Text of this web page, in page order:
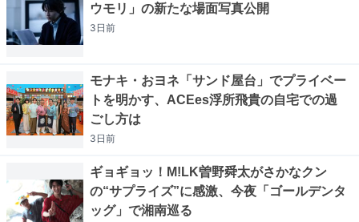
ウモリ」の新たな場面写真公開
3日前
モナキ・おヨネ「サンド屋台」でプライベー
トを明かす、ACEes浮所飛貴の自宅での過
ごし方は
3日前
ギョギョッ！M!LK曽野舜太がさかなクン
の“サプライズ”に感激、今夜「ゴールデンタ
ッグ」で湘南巡る